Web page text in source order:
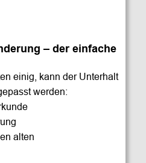
– der einfache
einig, kann der Unterhalt
werden:
alten